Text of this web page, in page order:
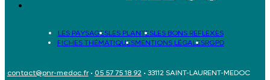
LES PAYSAGESLES PLANTESLES BONS REFLEXES
FICHES THÉMATIQUESMENTIONS LÉGALESRGPD
contact@pnr-medoc.fr• 05 57 75 18 92• 33112 SAINT-LAURENT-MEDOC